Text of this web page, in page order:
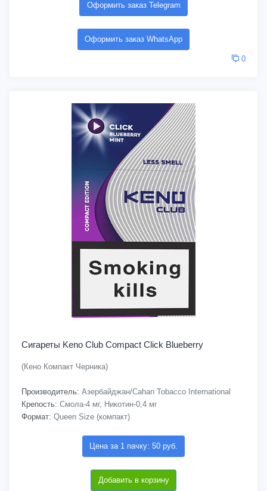
Оформить заказ Telegram
Оформить заказ WhatsApp
0
Сигареты Keno Club Compact Click Blueberry
(Кено Компакт Черника)
Производитель: Азербайджан/Cahan Tobacco International
Крепость: Смола-4 мг, Никотин-0,4 мг
Формат: Queen Size (компакт)
Цена за 1 пачку: 50 руб.
Добавить в корзину